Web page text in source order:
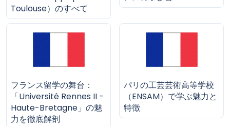
Toulouse）のすべて
フランス留学の舞台：
「Université Rennes II -
Haute-Bretagne」の魅
力を徹底解剖
パリの工芸芸術高等学校
（ENSAM）で学ぶ魅力と
特徴